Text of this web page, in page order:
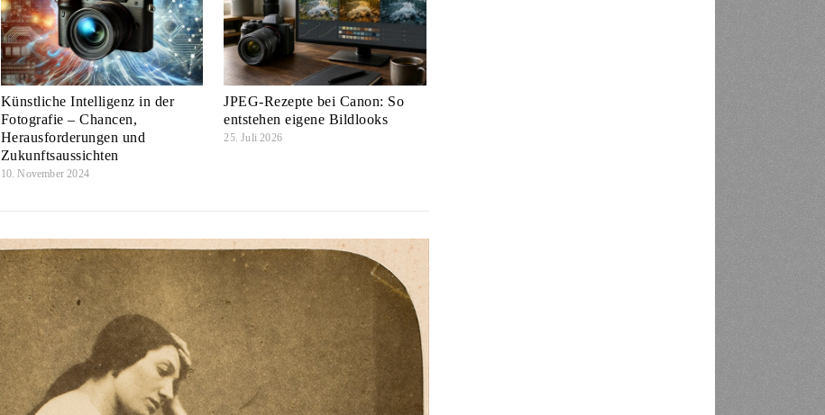
Künstliche Intelligenz in der
Fotografie – Chancen,
Herausforderungen und
Zukunftsaussichten
10. November 2024
JPEG-Rezepte bei Canon: So
entstehen eigene Bildlooks
25. Juli 2026